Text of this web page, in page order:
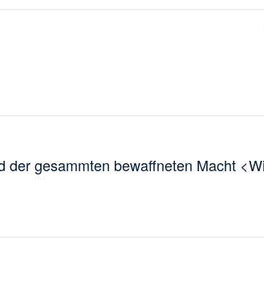
gesammten bewaffneten Macht